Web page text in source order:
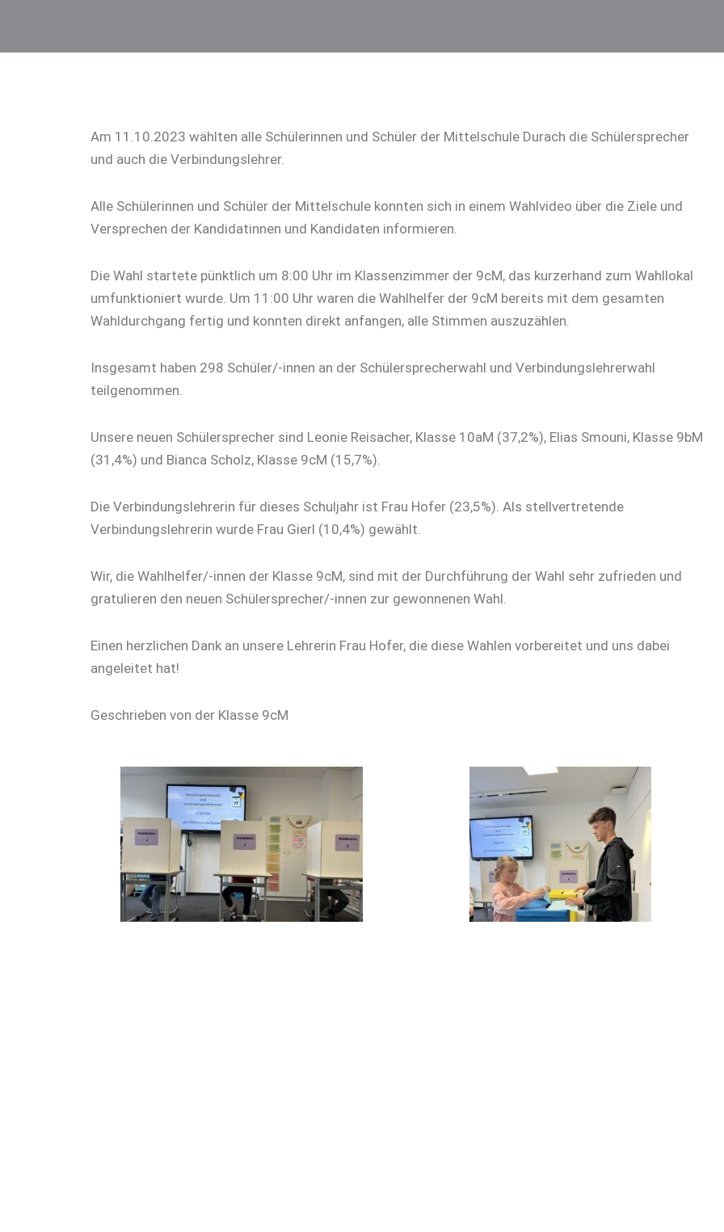
Am 11.10.2023 wählten alle Schülerinnen und Schüler der Mittelschule Durach die Schülersprecher
und auch die Verbindungslehrer.
Alle Schülerinnen und Schüler der Mittelschule konnten sich in einem Wahlvideo über die Ziele und
Versprechen der Kandidatinnen und Kandidaten informieren.
Die Wahl startete pünktlich um 8:00 Uhr im Klassenzimmer der 9cM, das kurzerhand zum Wahllokal
umfunktioniert wurde. Um 11:00 Uhr waren die Wahlhelfer der 9cM bereits mit dem gesamten
Wahldurchgang fertig und konnten direkt anfangen, alle Stimmen auszuzählen.
Insgesamt haben 298 Schüler/-innen an der Schülersprecherwahl und Verbindungslehrerwahl
teilgenommen.
Unsere neuen Schülersprecher sind Leonie Reisacher, Klasse 10aM (37,2%), Elias Smouni, Klasse 9bM
(31,4%) und Bianca Scholz, Klasse 9cM (15,7%).
Die Verbindungslehrerin für dieses Schuljahr ist Frau Hofer (23,5%). Als stellvertretende
Verbindungslehrerin wurde Frau Gierl (10,4%) gewählt.
Wir, die Wahlhelfer/-innen der Klasse 9cM, sind mit der Durchführung der Wahl sehr zufrieden und
gratulieren den neuen Schülersprecher/-innen zur gewonnenen Wahl.
Einen herzlichen Dank an unsere Lehrerin Frau Hofer, die diese Wahlen vorbereitet und uns dabei
angeleitet hat!
Geschrieben von der Klasse 9cM